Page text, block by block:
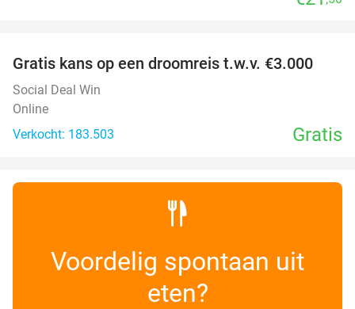
Gratis kans op een droomreis t.w.v. €3.000
Social Deal Win
Online
Verkocht: 183.503
Gratis
Voordelig spontaan uit
eten?